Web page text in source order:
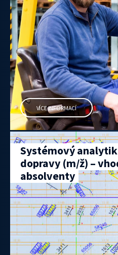
VÍCE INFORMACÍ
Systémový
dopravy (m/ž) –
absolventy